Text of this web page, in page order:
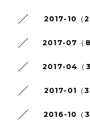
2017-10（2
2017-07（8
2017-04（3
2017-01（3
2016-10（3